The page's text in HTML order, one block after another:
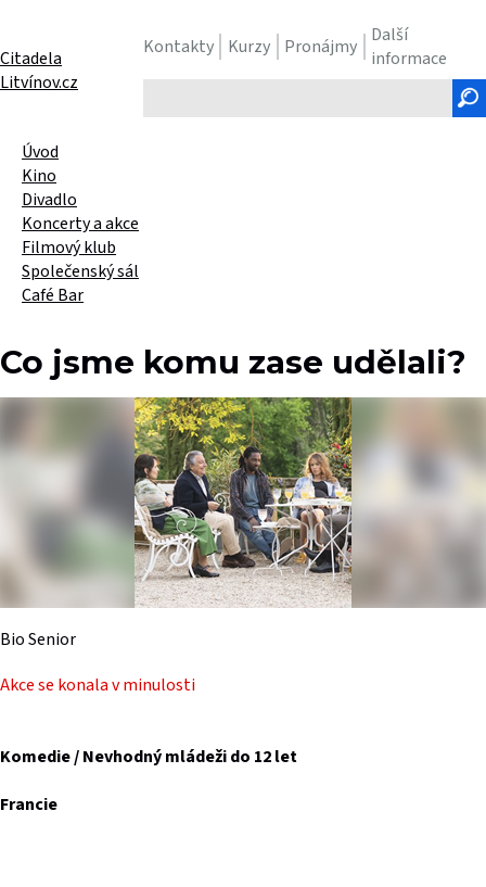
Kontakty Kurzy Pronájmy
Další
informace
text
Citadela
Litvínov.cz
Úvod
Kino
Divadlo
Koncerty a akce
Filmový klub
Společenský sál
Café Bar
Co jsme komu zase udělali?
Bio Senior
Akce se konala v minulosti
Komedie / Nevhodný mládeži do 12 let
Francie